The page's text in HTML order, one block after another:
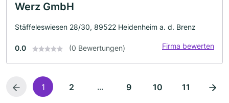
Werz GmbH
Stäffeleswiesen 28/30, 89522 Heidenheim a. d. Brenz
0.0 (0 Bewertungen) Firma bewerten
1 2 ... 9 10 11